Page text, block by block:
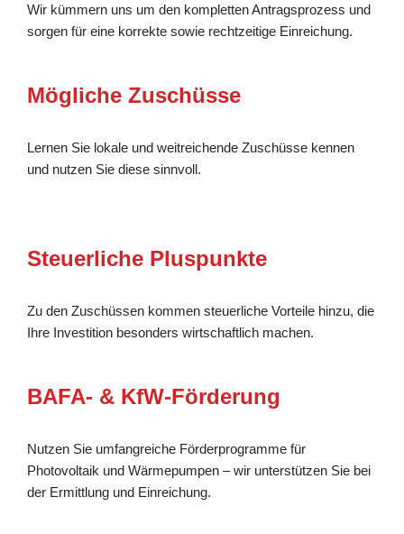
Wir kümmern uns um den kompletten Antragsprozess und
sorgen für eine korrekte sowie rechtzeitige Einreichung.
Mögliche Zuschüsse
Lernen Sie lokale und weitreichende Zuschüsse kennen
und nutzen Sie diese sinnvoll.
Steuerliche Pluspunkte
Zu den Zuschüssen kommen steuerliche Vorteile hinzu, die
Ihre Investition besonders wirtschaftlich machen.
BAFA- & KfW-Förderung
Nutzen Sie umfangreiche Förderprogramme für
Photovoltaik und Wärmepumpen – wir unterstützen Sie bei
der Ermittlung und Einreichung.